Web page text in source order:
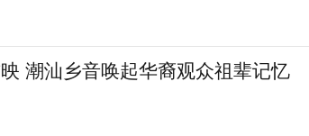
潮汕乡音唤起华裔观众祖辈记忆